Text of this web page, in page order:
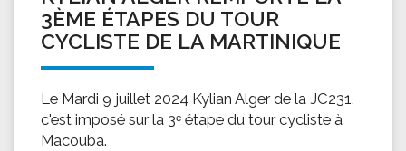
3ÈME ÉTAPES DU TOUR
CYCLISTE DE LA MARTINIQUE
Le Mardi 9 juillet 2024 Kylian Alger de la JC231,
c'est imposé sur la 3ᵉ étape du tour cycliste à
Macouba.